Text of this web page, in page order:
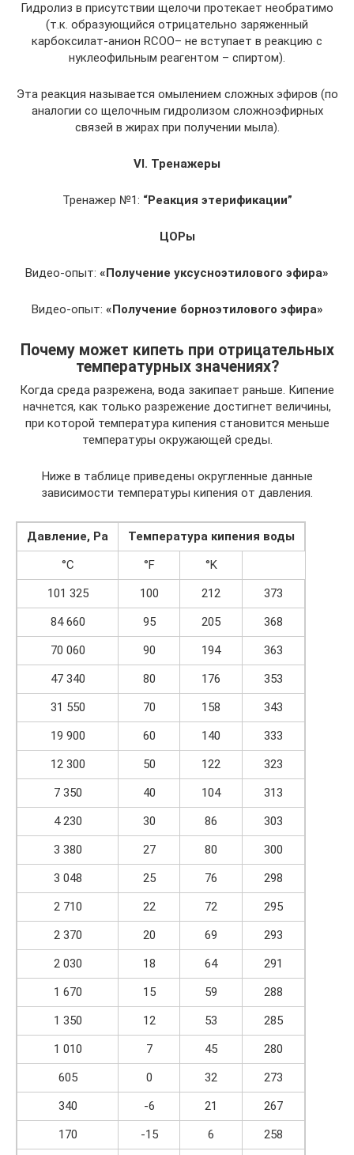
Гидролиз в присутствии щелочи протекает необратимо
(т.к. образующийся отрицательно заряженный
карбоксилат-анион RCOO– не вступает в реакцию с
нуклеофильным реагентом – спиртом).
Эта реакция называется омылением сложных эфиров (по
аналогии со щелочным гидролизом сложноэфирных
связей в жирах при получении мыла).
VI. Тренажеры
Тренажер №1: “Реакция этерификации”
ЦОРы
Видео-опыт: «Получение уксусноэтилового эфира»
Видео-опыт: «Получение борноэтилового эфира»
Почему может кипеть при отрицательных
температурных значениях?
Когда среда разрежена, вода закипает раньше. Кипение
начнется, как только разрежение достигнет величины,
при которой температура кипения становится меньше
температуры окружающей среды.
Ниже в таблице приведены округленные данные
зависимости температуры кипения от давления.
Давление, Pa
Температура кипения воды
°C
°F
°K
101 325
100 212
373
84 660
95 205
368
70 060
90 194
363
47 340
80 176
353
31 550
70 158
343
19 900
60 140
333
12 300
50 122
323
7 350
40 104
313
4 230
30 86
303
3 380
27 80
300
3 048
25 76
298
2 710
22 72
295
2 370
20 69
293
2 030
18 64
291
1 670
15 59
288
1 350
12 53
285
1 010
7 45
280
605
0 32
273
340
-6 21
267
170
-15 6 258